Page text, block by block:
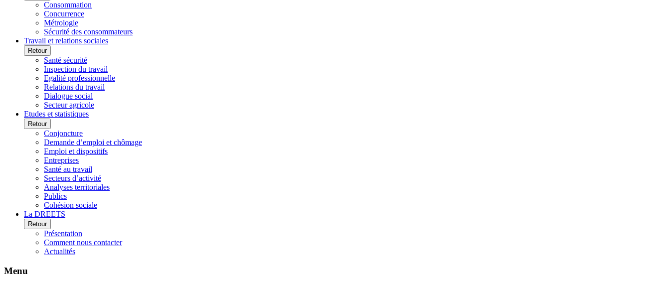
Consommation
Concurrence
Métrologie
Sécurité des consommateurs
Travail et relations sociales
Retour
Santé sécurité
Inspection du travail
Egalité professionnelle
Relations du travail
Dialogue social
Secteur agricole
Etudes et statistiques
Retour
Conjoncture
Demande d’emploi et chômage
Emploi et dispositifs
Entreprises
Santé au travail
Secteurs d’activité
Analyses territoriales
Publics
Cohésion sociale
La DREETS
Retour
Présentation
Comment nous contacter
Actualités
Menu